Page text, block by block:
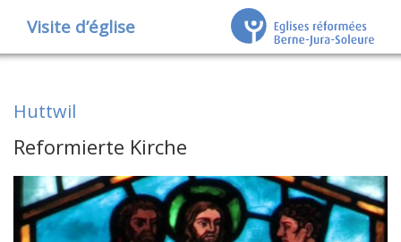
Visite d’église
Huttwil
Reformierte Kirche